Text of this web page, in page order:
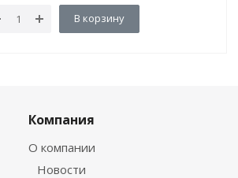
В корзину
Компания
О компании
Новости